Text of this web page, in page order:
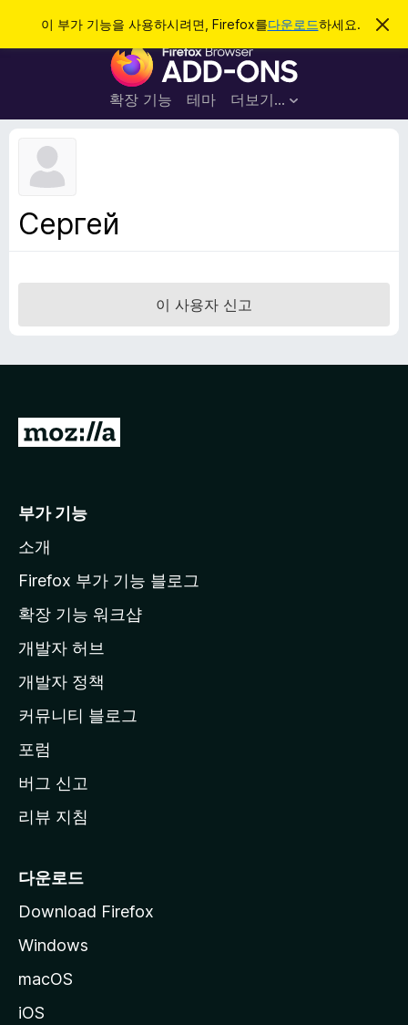
이 부가 기능을 사용하시려면, Firefox를다운로드하세요.
이
림
F
r
e
가
확장 기능 테마 더보기…
로그인
Сергей
이 사용자 신고
M
l
a
페
이
지
이
동
부가 기능
소개
Firefox 부가 기능 블로그
확장 기능 워크샵
개발자 허브
개발자 정책
커뮤니티 블로그
포럼
버그 신고
리뷰 지침
다운로드
Download Firefox
Windows
macOS
iOS